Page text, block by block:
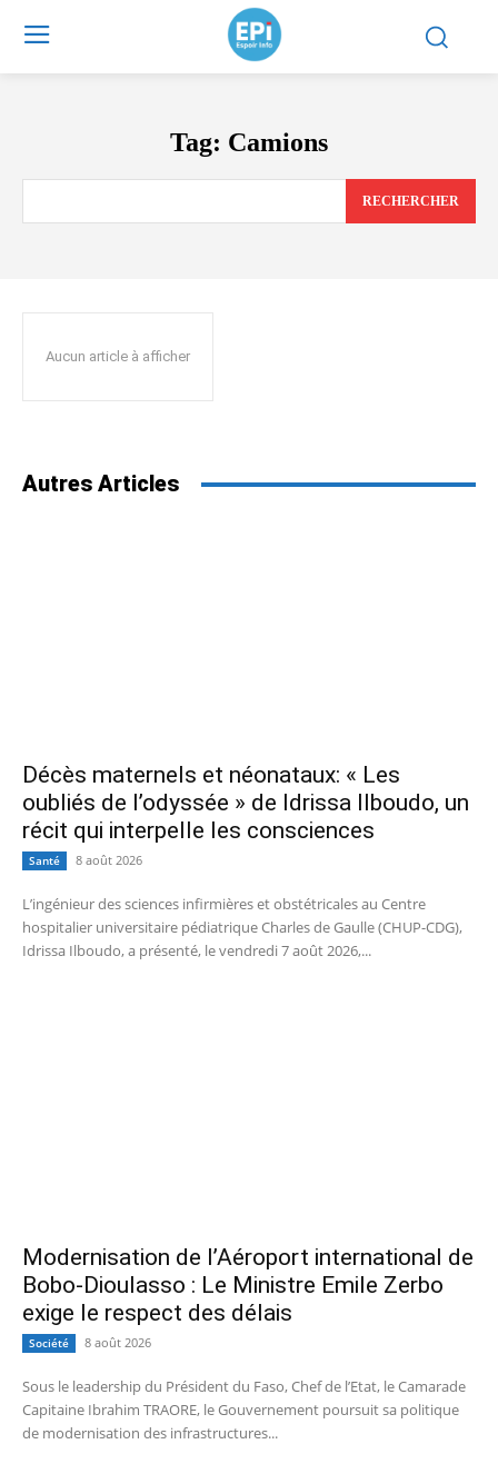
Tag: Camions
RECHERCHER
Aucun article à afficher
Autres Articles
Décès maternels et néonataux: « Les
oubliés de l’odyssée » de Idrissa Ilboudo, un
récit qui interpelle les consciences
Santé 8 août 2026
L’ingénieur des sciences infirmières et obstétricales au Centre
hospitalier universitaire pédiatrique Charles de Gaulle (CHUP-CDG),
Idrissa Ilboudo, a présenté, le vendredi 7 août 2026,...
Modernisation de l’Aéroport international de
Bobo-Dioulasso : Le Ministre Emile Zerbo
exige le respect des délais
Société 8 août 2026
Sous le leadership du Président du Faso, Chef de l’Etat, le Camarade
Capitaine Ibrahim TRAORE, le Gouvernement poursuit sa politique
de modernisation des infrastructures...